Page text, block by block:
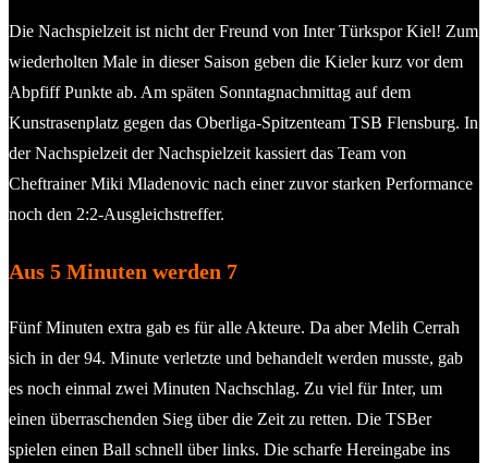
Die Nachspielzeit ist nicht der Freund von Inter Türkspor Kiel! Zum
wiederholten Male in dieser Saison geben die Kieler kurz vor dem
Abpfiff Punkte ab. Am späten Sonntagnachmittag auf dem
Kunstrasenplatz gegen das Oberliga-Spitzenteam TSB Flensburg. In
der Nachspielzeit der Nachspielzeit kassiert das Team von
Cheftrainer Miki Mladenovic nach einer zuvor starken Performance
noch den 2:2-Ausgleichstreffer.
Aus 5 Minuten werden 7
Fünf Minuten extra gab es für alle Akteure. Da aber Melih Cerrah
sich in der 94. Minute verletzte und behandelt werden musste, gab
es noch einmal zwei Minuten Nachschlag. Zu viel für Inter, um
einen überraschenden Sieg über die Zeit zu retten. Die TSBer
spielen einen Ball schnell über links. Die scharfe Hereingabe ins